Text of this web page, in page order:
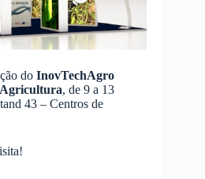
do InovTechAgro
, de 9 a 13
43 – Centros de